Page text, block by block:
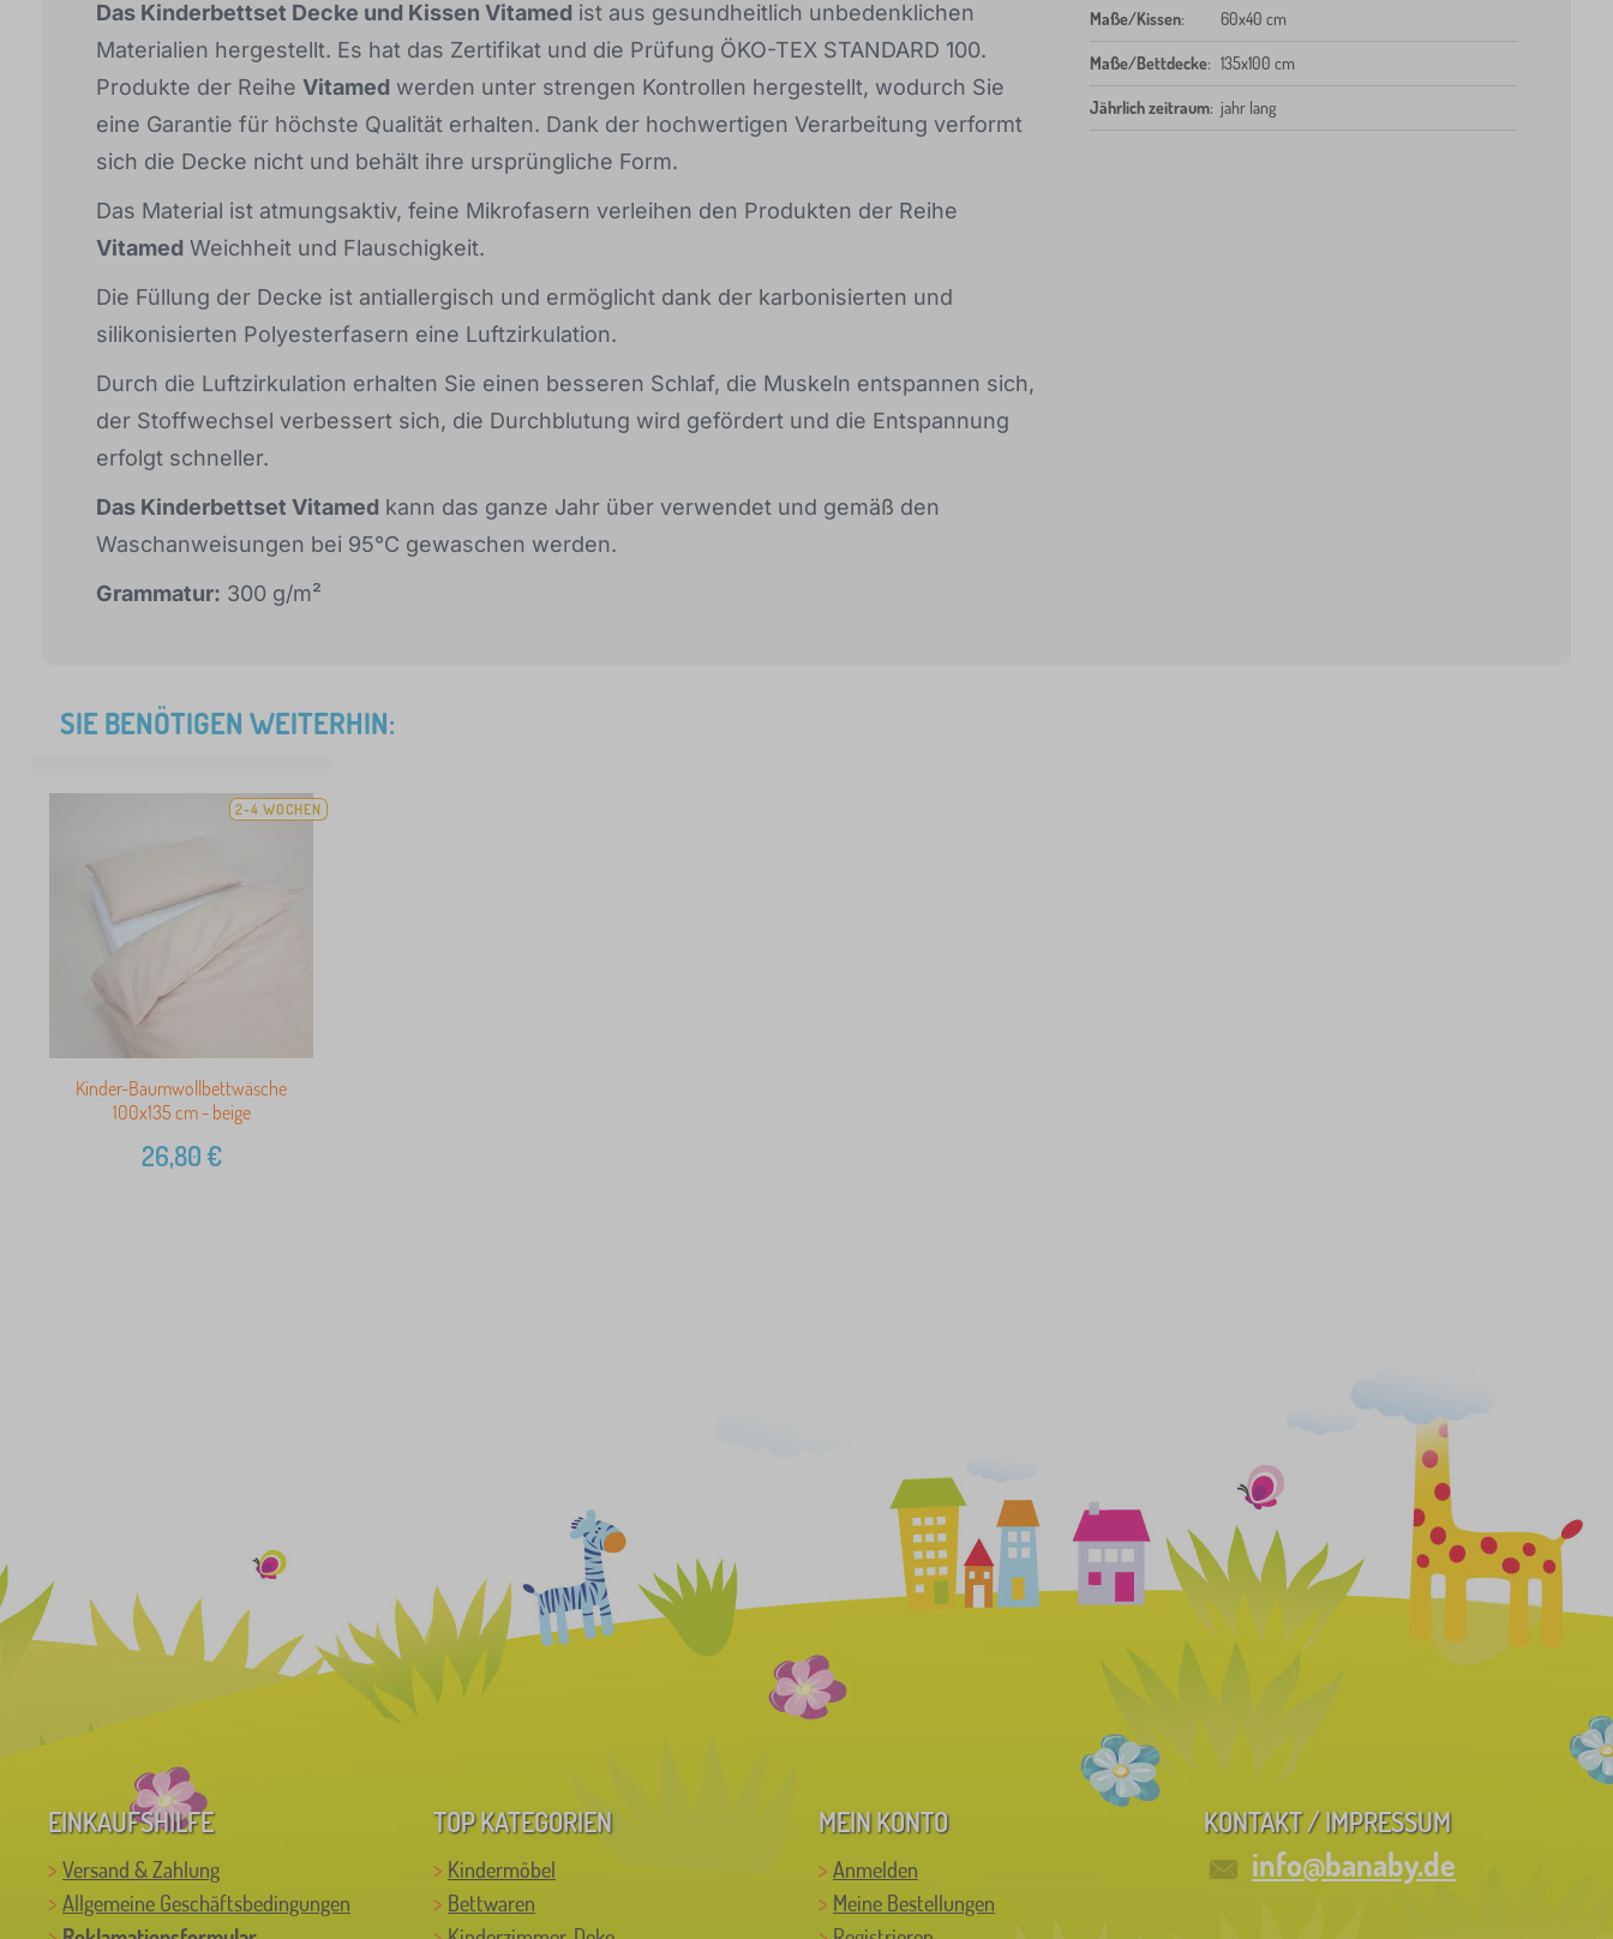
Das Kinderbettset Decke und Kissen Vitamed ist aus gesundheitlich unbedenklichen
Materialien hergestellt. Es hat das Zertifikat und die Prüfung ÖKO-TEX STANDARD 100.
Produkte der Reihe Vitamed werden unter strengen Kontrollen hergestellt, wodurch Sie
eine Garantie für höchste Qualität erhalten. Dank der hochwertigen Verarbeitung verformt
sich die Decke nicht und behält ihre ursprüngliche Form.
Das Material ist atmungsaktiv, feine Mikrofasern verleihen den Produkten der Reihe
Vitamed Weichheit und Flauschigkeit.
Die Füllung der Decke ist antiallergisch und ermöglicht dank der karbonisierten und
silikonisierten Polyesterfasern eine Luftzirkulation.
Durch die Luftzirkulation erhalten Sie einen besseren Schlaf, die Muskeln entspannen sich,
der Stoffwechsel verbessert sich, die Durchblutung wird gefördert und die Entspannung
erfolgt schneller.
Das Kinderbettset Vitamed kann das ganze Jahr über verwendet und gemäß den
Waschanweisungen bei 95°C gewaschen werden.
Grammatur: 300 g/m²
Maße/Kissen: 60x40 cm
Maße/Bettdecke: 135x100 cm
Jährlich zeitraum: jahr lang
SIE BENÖTIGEN WEITERHIN:
2-4 WOCHEN
Kinder-Baumwollbettwäsche
100x135 cm - beige
26,80€
EINKAUFSHILFE
Versand & Zahlung
Allgemeine Geschäftsbedingungen
TOP KATEGORIEN
Kindermöbel
Bettwaren
MEIN KONTO
Anmelden
Meine Bestellungen
KONTAKT / IMPRESSUM
info@banaby.de